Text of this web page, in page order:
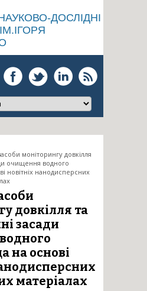
ДОСЛІДНІ
моніторингу довкілля
очищення водного
новітніх нанодисперсних
довкілля та
засади
на основі
матеріалах